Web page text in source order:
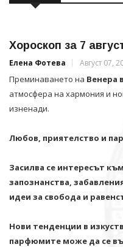
Хороскоп за 7
Елена Фотева Август 07,
Преминаването на Венера
атмосфера на хармония и
изненади.
Любов, приятелство и
Засилва се интересът
запознанства,
идеи за свобода и
Нови тенденции в
парфюмите може да се